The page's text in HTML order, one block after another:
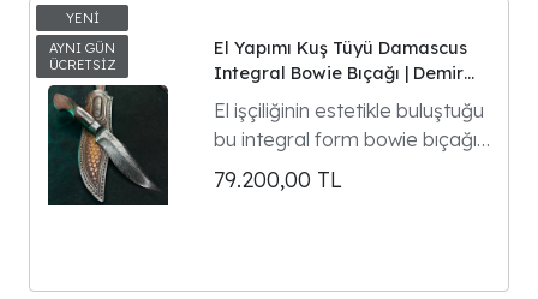
El Yapımı Kuş Tüyü Damascus
Integral Bowie Bıçağı | Demir
Ağacı Kabza | 30 cm Koleksiyon
Eseri
El işçiliğinin estetikle buluştuğu
bu integral form bowie bıçağı,
tek parça çelikten
şekillendirilen gövdesi ve göz
79.200,00 TL